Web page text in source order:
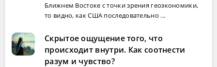
Ближнем Востоке с точки зрения геоэкономики,
то видно, как США последовательно ...
Скрытое ощущение того, что
происходит внутри. Как соотнести
разум и чувство?